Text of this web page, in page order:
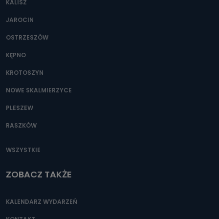
Można to zrobić pod numerem telefonu 62 735-51-05 lub
KALISZ
JAROCIN
OSTRZESZÓW
KĘPNO
KROTOSZYN
NOWE SKALMIERZYCE
PLESZEW
RASZKÓW
WSZYSTKIE
ZOBACZ TAKŻE
KALENDARZ WYDARZEŃ